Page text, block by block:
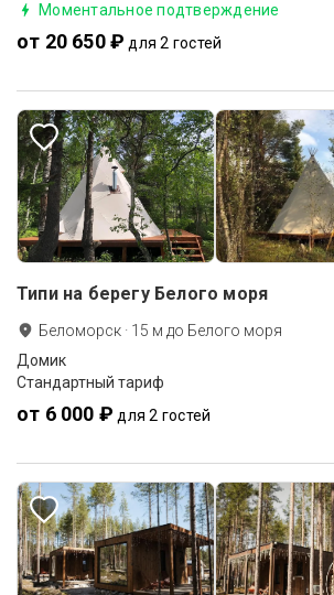
Моментальное подтверждение
от 20 650 ₽ для 2 гостей
Типи на берегу Белого моря
Беломорск · 15 м до Белого моря
Домик
Стандартный тариф
от 6 000 ₽ для 2 гостей